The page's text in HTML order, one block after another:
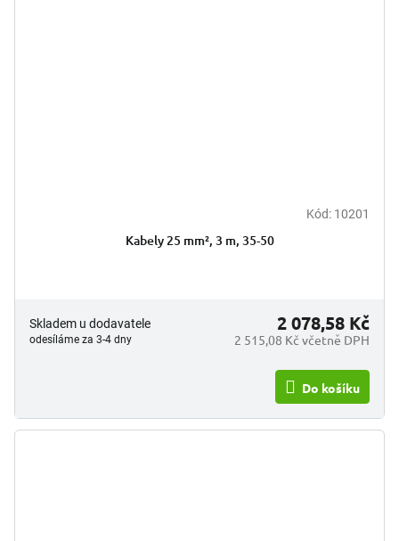
Kód: 10201
Kabely 25 mm², 3 m, 35-50
Skladem u dodavatele
odesíláme za 3-4 dny 2 515,08 Kč včetně DPH
2 078,58 Kč
Do košíku